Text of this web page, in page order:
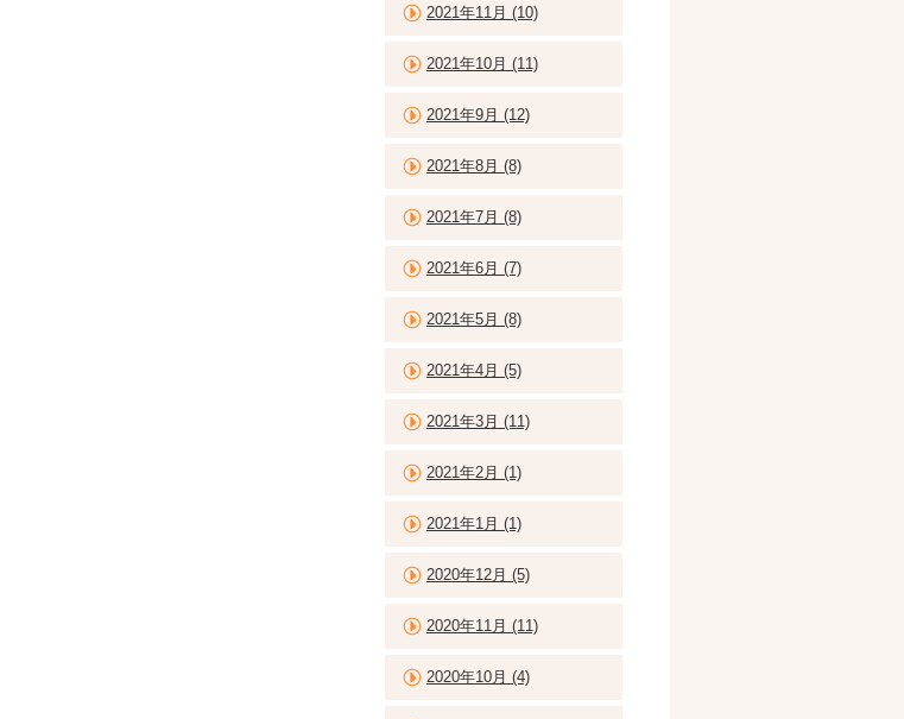
2021年11月 (10)
2021年10月 (11)
2021年9月 (12)
2021年8月 (8)
2021年7月 (8)
2021年6月 (7)
2021年5月 (8)
2021年4月 (5)
2021年3月 (11)
2021年2月 (1)
2021年1月 (1)
2020年12月 (5)
2020年11月 (11)
2020年10月 (4)